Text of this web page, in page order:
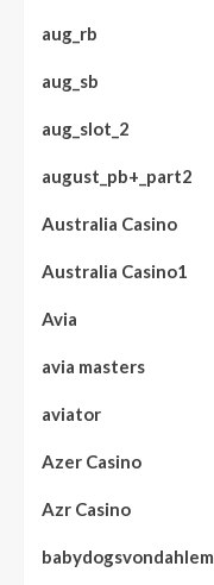
aug_rb
aug_sb
aug_slot_2
august_pb+_part2
Australia Casino
Australia Casino1
Avia
avia masters
aviator
Azer Casino
Azr Casino
babydogsvondahlem